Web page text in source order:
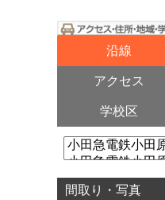
沿線
アクセス
学校区
間取り・写真